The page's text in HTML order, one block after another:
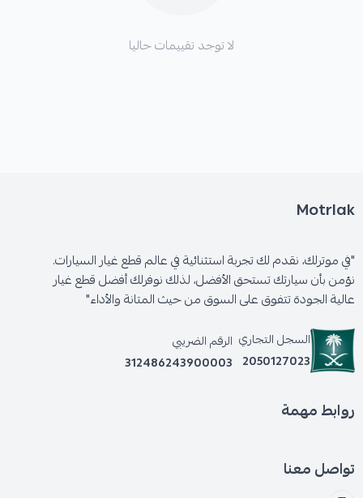
لا توجد تقييمات حاليا
Motrlak
"في موترلك، نقدم لك تجربة استثنائية في عالم قطع غيار السيارات.
نؤمن بأن سيارتك تستحق الأفضل، لذلك نوفرلك أفضل قطع غيار
عالية الجودة تتفوق على السوق من حيث المتانة والأداء"
السجل التجاري
2050127023
الرقم الضريبي
312486243900003
روابط مهمة
تواصل معنا